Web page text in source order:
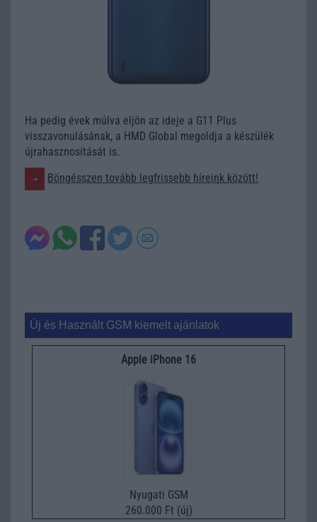
Ha pedig évek múlva eljön az ideje a G11 Plus
visszavonulásának, a HMD Global megoldja a készülék
újrahasznosítását is.
Böngésszen tovább legfrissebb híreink között!
Új és Használt GSM kiemelt ajánlatok
Apple iPhone 16
Nyugati GSM
260.000 Ft (új)